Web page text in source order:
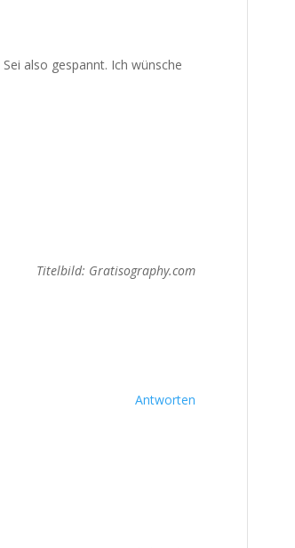
Sei also gespannt. Ich wünsche
Titelbild: Gratisography.com
Antworten